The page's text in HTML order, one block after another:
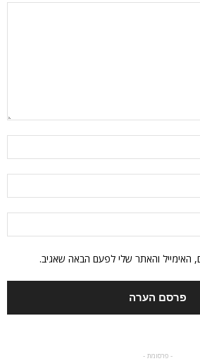
והאתר שלי לפעם הבאה שאגיב.
- פרסומת -